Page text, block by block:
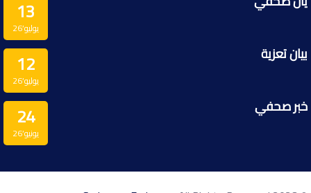
13
يوليو’26
12
يوليو’26
بيان تعزية
24
يونيو’26
خبر صحفي